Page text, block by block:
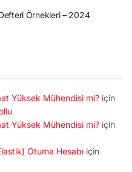
Örnekleri – 2024
Yüksek Mühendisi mi? için
Yüksek Mühendisi mi? için
Otuma Hesabı için